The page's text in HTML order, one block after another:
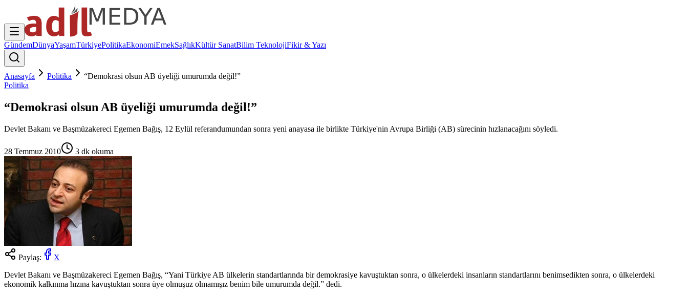
GündemDünyaYaşamTürkiyePolitikaEkonomiEmekSağlıkKültür SanatBilim TeknolojiFikir & Yazı
Anasayfa Politika
“Demokrasi olsun AB üyeliği umurumda değil!”
Politika
“Demokrasi olsun AB üyeliği umurumda değil!”
Devlet Bakanı ve Başmüzakereci Egemen Bağış, 12 Eylül referandumundan sonra yeni anayasa ile birlikte Türkiye'nin Avrupa Birliği (AB) sürecinin hızlanacağını söyledi.
28 Temmuz 2010 3 dk okuma
Paylaş:
X
Devlet Bakanı ve Başmüzakereci Egemen Bağış, “Yani Türkiye AB ülkelerin standartlarında bir demokrasiye kavuştuktan sonra, o ülkelerdeki insanların standartlarını benimsedikten sonra, o ülkelerdeki
ekonomik kalkınma hızına kavuştuktan sonra üye olmuşuz olmamışız benim bile umurumda değil.” dedi.